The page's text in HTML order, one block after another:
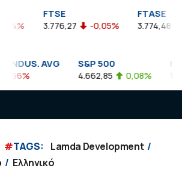
FTSE
3.776,27 -0,05%
FTASE
3.774,48
AVG S&P 500
4.662,85 0,08%
#TAGS:
Lamda Development
Ελληνικό